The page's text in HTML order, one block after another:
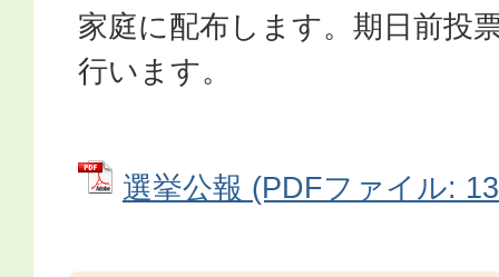
家庭に配布します。期日前投
行います。
選挙公報 (PDFファイル: